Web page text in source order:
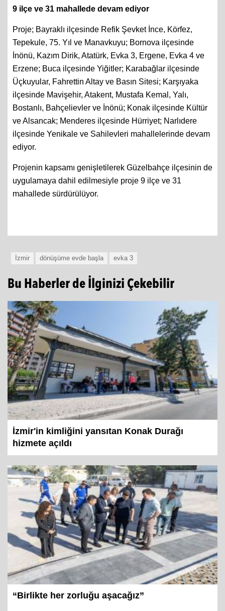
9 ilçe ve 31 mahallede devam ediyor
Proje; Bayraklı ilçesinde Refik Şevket İnce, Körfez,
Tepekule, 75. Yıl ve Manavkuyu; Bornova ilçesinde
İnönü, Kazım Dirik, Atatürk, Evka 3, Ergene, Evka 4 ve
Erzene; Buca ilçesinde Yiğitler; Karabağlar ilçesinde
Üçkuyular, Fahrettin Altay ve Basın Sitesi; Karşıyaka
ilçesinde Mavişehir, Atakent, Mustafa Kemal, Yalı,
Bostanlı, Bahçelievler ve İnönü; Konak ilçesinde Kültür
ve Alsancak; Menderes ilçesinde Hürriyet; Narlıdere
ilçesinde Yenikale ve Sahilevleri mahallelerinde devam
ediyor.
Projenin kapsamı genişletilerek Güzelbahçe ilçesinin de
uygulamaya dahil edilmesiyle proje 9 ilçe ve 31
mahallede sürdürülüyor.
İzmir dönüşüme evde başla evka 3
Bu Haberler de İlginizi Çekebilir
İzmir'in kimliğini yansıtan Konak Durağı
hizmete açıldı
“Birlikte her zorluğu aşacağız”